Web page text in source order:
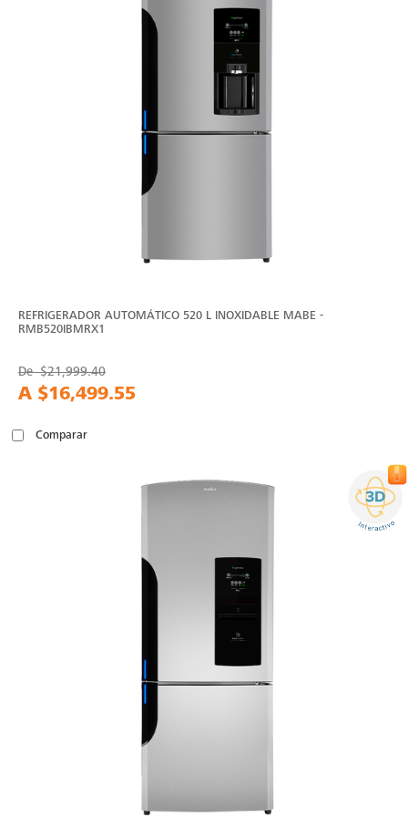
REFRIGERADOR AUTOMÁTICO 520 L INOXIDABLE MABE -
RMB520IBMRX1
De$21,999.40
A $16,499.55
Comparar